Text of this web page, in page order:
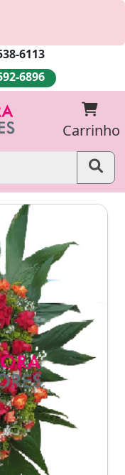
6113
6896
Carrinho